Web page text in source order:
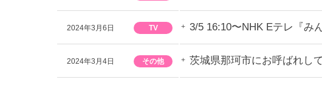
2024年3月6日 TV 3/5 16:10〜NHK Eテレ『み
2024年3月4日 その他 茨城県那珂市にお呼ばれし